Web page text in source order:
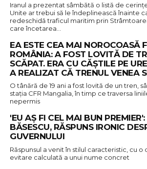
Iranul a prezentat sâmbătă o listă de
Unite ar trebui să le îndeplinească înainte
redeschidă traficul maritim prin
care încetarea…
EA ESTE CEA MAI NOROCOASĂ
ROMÂNIA: A FOST LOVITĂ DE
SCĂPAT. ERA CU CĂȘTILE PE
A REALIZAT CĂ TRENUL VENEA
O tânără de 19 ani a fost lovită de un tren,
stația CFR Mangalia, în timp ce traversa
nepermis
'EU AȘ FI CEL MAI BUN
BĂSESCU, RĂSPUNS IRONIC
GUVERNULUI
Răspunsul a venit în stilul caracteristic, cu o
evitare calculată a unui nume concret